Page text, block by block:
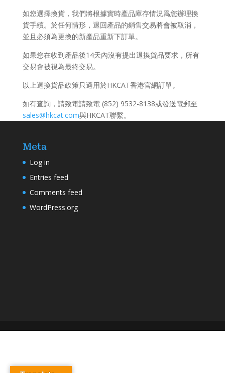
如您選擇換貨，我們將根據實時產品庫存情況爲您辦理換
貨手續。於任何情形，退回產品的銷售交易將會被取消，
並且必須為更換的新產品重新下訂單。
如果您在收到產品後14天內沒有提出退換貨品要求，所有
交易會被視為最終交易。
以上退換貨品政策只適用於HKCAT香港官網訂單。
如有查詢，請致電請致電 (852) 9532-8138或發送電郵至
sales@hkcat.com與HKCAT聯繫。
Meta
Log in
Entries feed
Comments feed
WordPress.org